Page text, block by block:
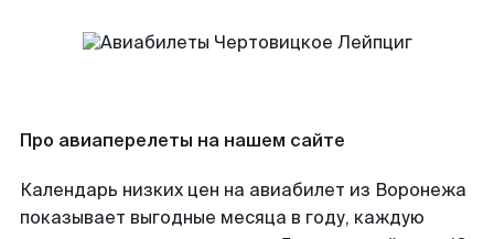
Про авиаперелеты на нашем сайте
Календарь низких цен на авиабилет из Воронежа
показывает выгодные месяца в году, каждую